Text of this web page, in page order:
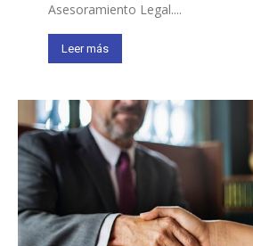
Asesoramiento Legal....
Leer más